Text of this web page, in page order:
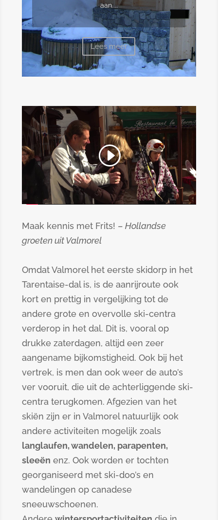
aan....
Lees meer
Maak kennis met Frits! – Hollandse
groeten uit Valmorel
Omdat Valmorel het eerste skidorp in het
Tarentaise-dal is, is de aanrijroute ook
kort en prettig in vergelijking tot de
andere grote en overvolle ski-centra
verderop in het dal. Dit is, vooral op
drukke zaterdagen, altijd een zeer
aangename bijkomstigheid. Ook bij het
vertrek, is men dan ook weer de auto’s
ver vooruit, die uit de achterliggende ski-
centra terugkomen. Afgezien van het
skiën zijn er in Valmorel natuurlijk ook
andere activiteiten mogelijk zoals
langlaufen, wandelen, parapenten,
sleeën enz. Ook worden er tochten
georganiseerd met ski-doo’s en
wandelingen op canadese
sneeuwschoenen.